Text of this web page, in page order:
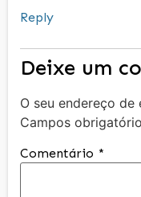
Reply
Deixe um
O seu endereço
Campos
Comentário *